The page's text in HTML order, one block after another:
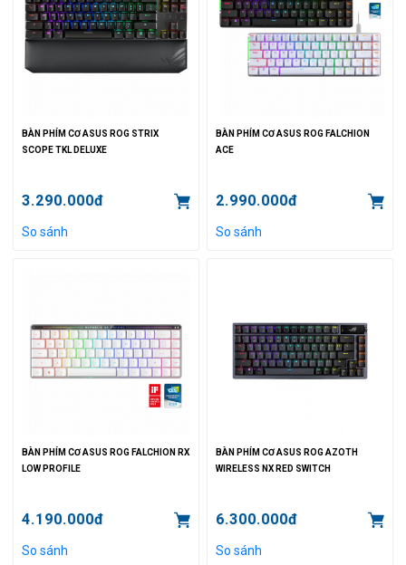
BÀN PHÍM CƠ ASUS ROG STRIX
SCOPE TKL DELUXE
3.290.000đ
So sánh
BÀN PHÍM CƠ ASUS ROG FALCHION
ACE
2.990.000đ
So sánh
BÀN PHÍM CƠ ASUS ROG FALCHION RX
LOW PROFILE
4.190.000đ
So sánh
BÀN PHÍM CƠ ASUS ROG AZOTH
WIRELESS NX RED SWITCH
6.300.000đ
So sánh